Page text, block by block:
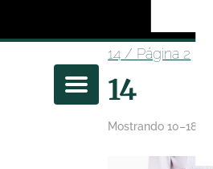
14 / Página 2
14
Mostrando 10–18